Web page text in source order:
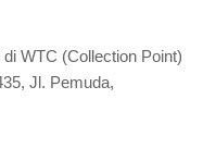
WTC (Collection Point)
Jl. Pemuda,